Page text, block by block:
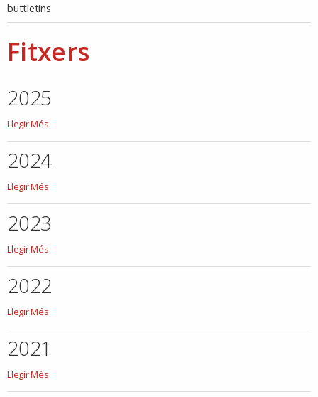
buttletins
Fitxers
2025
2025
Llegir Més
2024
2024
Llegir Més
2023
2023
Llegir Més
2022
2022
Llegir Més
2021
2021
Llegir Més